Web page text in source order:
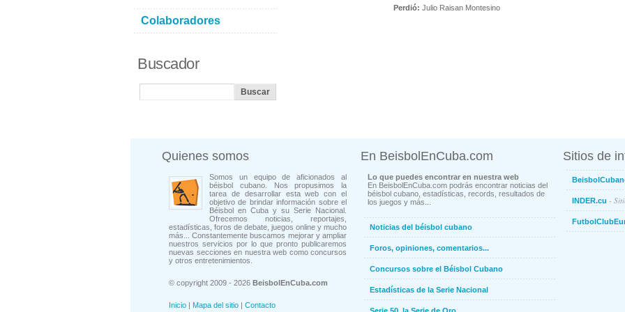
Perdió: Julio Raisan Montesino
Colaboradores
Buscador
Quienes somos
Somos un equipo de aficionados al
béisbol cubano. Nos propusimos la
tarea de desarrollar esta web con el
objetivo de brindar información sobre el
Béisbol en Cuba y su Serie Nacional.
Ofrecemos noticias, reportajes,
estadísticas, foros de debate, juegos online y mucho
más... Constantemente buscamos mejorar y ampliar
nuestros servicios por lo que pronto publicaremos
nuevas secciones en nuestra web como concursos
y otros entretenimientos.
© copyright 2009 - 2026 BeisbolEnCuba.com
Inicio | Mapa del sitio | Contacto
En BeisbolEnCuba.com
Lo que puedes encontrar en nuestra web
En BeisbolEnCuba.com podrás encontrar noticias del
béisbol cubano, estadísticas, records, resultados de
los juegos y más...
Noticias del béisbol cubano
Foros, opiniones, comentarios...
Concursos sobre el Béisbol Cubano
Estadísticas de la Serie Nacional
Sitios de
INDER.cu -